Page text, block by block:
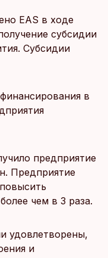
EAS в ходе
субсидии
Субсидии
в
предприятие
Предприятие
чем в 3 раза.
удовлетворены,
и